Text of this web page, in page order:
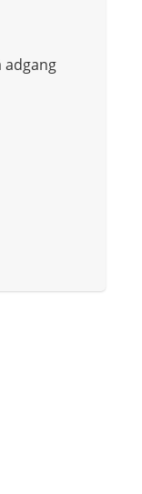
adgang